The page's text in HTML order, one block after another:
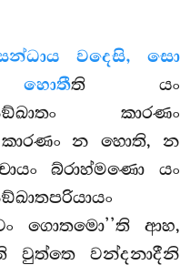
වදෙසි, සො
ති යං
කාරණං
කාරණං න හොති, න
බ්රාහ්මණො යං
ගොතමො’’ති ආහ,
වුත්තෙ වන්දනාදීනි